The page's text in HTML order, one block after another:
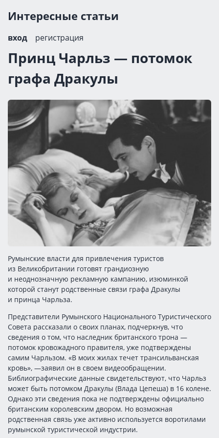
Интересные статьи
вход регистрация
Принц Чарльз — потомок
графа Дракулы
Румынские власти для привлечения туристов
из Великобритании готовят грандиозную
и неоднозначную рекламную кампанию, изюминкой
которой станут родственные связи графа Дракулы
и принца Чарльза.
Представители Румынского Национального Туристического
Совета рассказали о своих планах, подчеркнув, что
сведения о том, что наследник британского трона —
потомок кровожадного правителя, уже подтверждены
самим Чарльзом. «В моих жилах течет трансильванская
кровь», —заявил он в своем видеообращении.
Библиографические данные свидетельствуют, что Чарльз
может быть потомком Дракулы (Влада Цепеша) в 16 колене.
Однако эти сведения пока не подтверждены официально
британским королевским двором. Но возможная
родственная связь уже активно используется воротилами
румынской туристической индустрии.